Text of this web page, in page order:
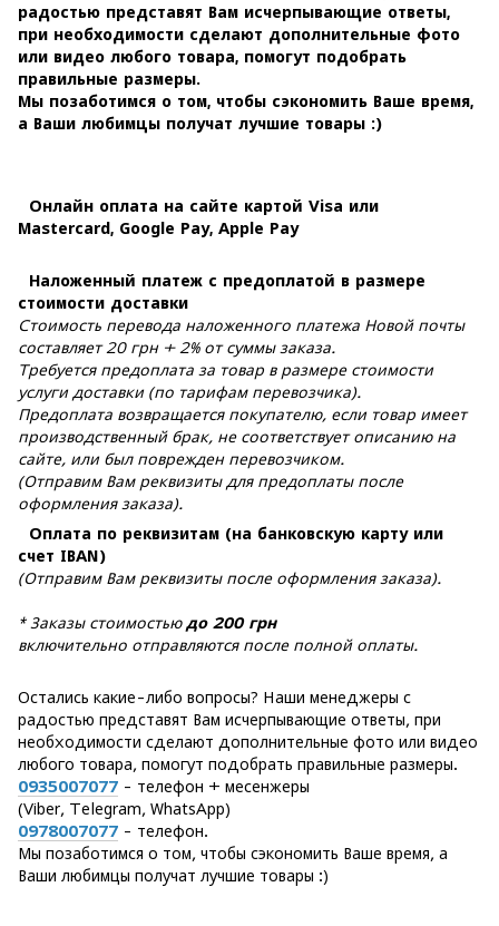
радостью представят Вам исчерпывающие ответы,
при необходимости сделают дополнительные фото
или видео любого товара, помогут подобрать
правильные размеры.
Мы позаботимся о том, чтобы сэкономить Ваше время,
а Ваши любимцы получат лучшие товары :)
Онлайн оплата на сайте картой Visa или
Mastercard, Google Pay, Apple Pay
Наложенный платеж с предоплатой в размере
стоимости доставки
Стоимость перевода наложенного платежа Новой почты
составляет 20 грн + 2% от суммы заказа.
Требуется предоплата за товар в размере стоимости
услуги доставки (по тарифам перевозчика).
Предоплата возвращается покупателю, если товар имеет
производственный брак, не соответствует описанию на
сайте, или был поврежден перевозчиком.
(Отправим Вам реквизиты для предоплаты после
оформления заказа).
Оплата по реквизитам (на банковскую карту или
счет IBAN)
(Отправим Вам реквизиты после оформления заказа).
* Заказы стоимостьюдо 200 грн
включительно отправляются после полной оплаты.
Остались какие-либо вопросы? Наши менеджеры с
радостью представят Вам исчерпывающие ответы, при
необходимости сделают дополнительные фото или видео
любого товара, помогут подобрать правильные размеры.
0935007077 - телефон + месенжеры
(Viber, Telegram, WhatsApp)
0978007077 - телефон.
Мы позаботимся о том, чтобы сэкономить Ваше время, а
Ваши любимцы получат лучшие товары :)